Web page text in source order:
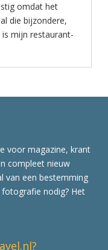
omdat het
die bijzondere,
mijn restaurant-
voor magazine, krant
compleet nieuw
van een bestemming
nodig? Het